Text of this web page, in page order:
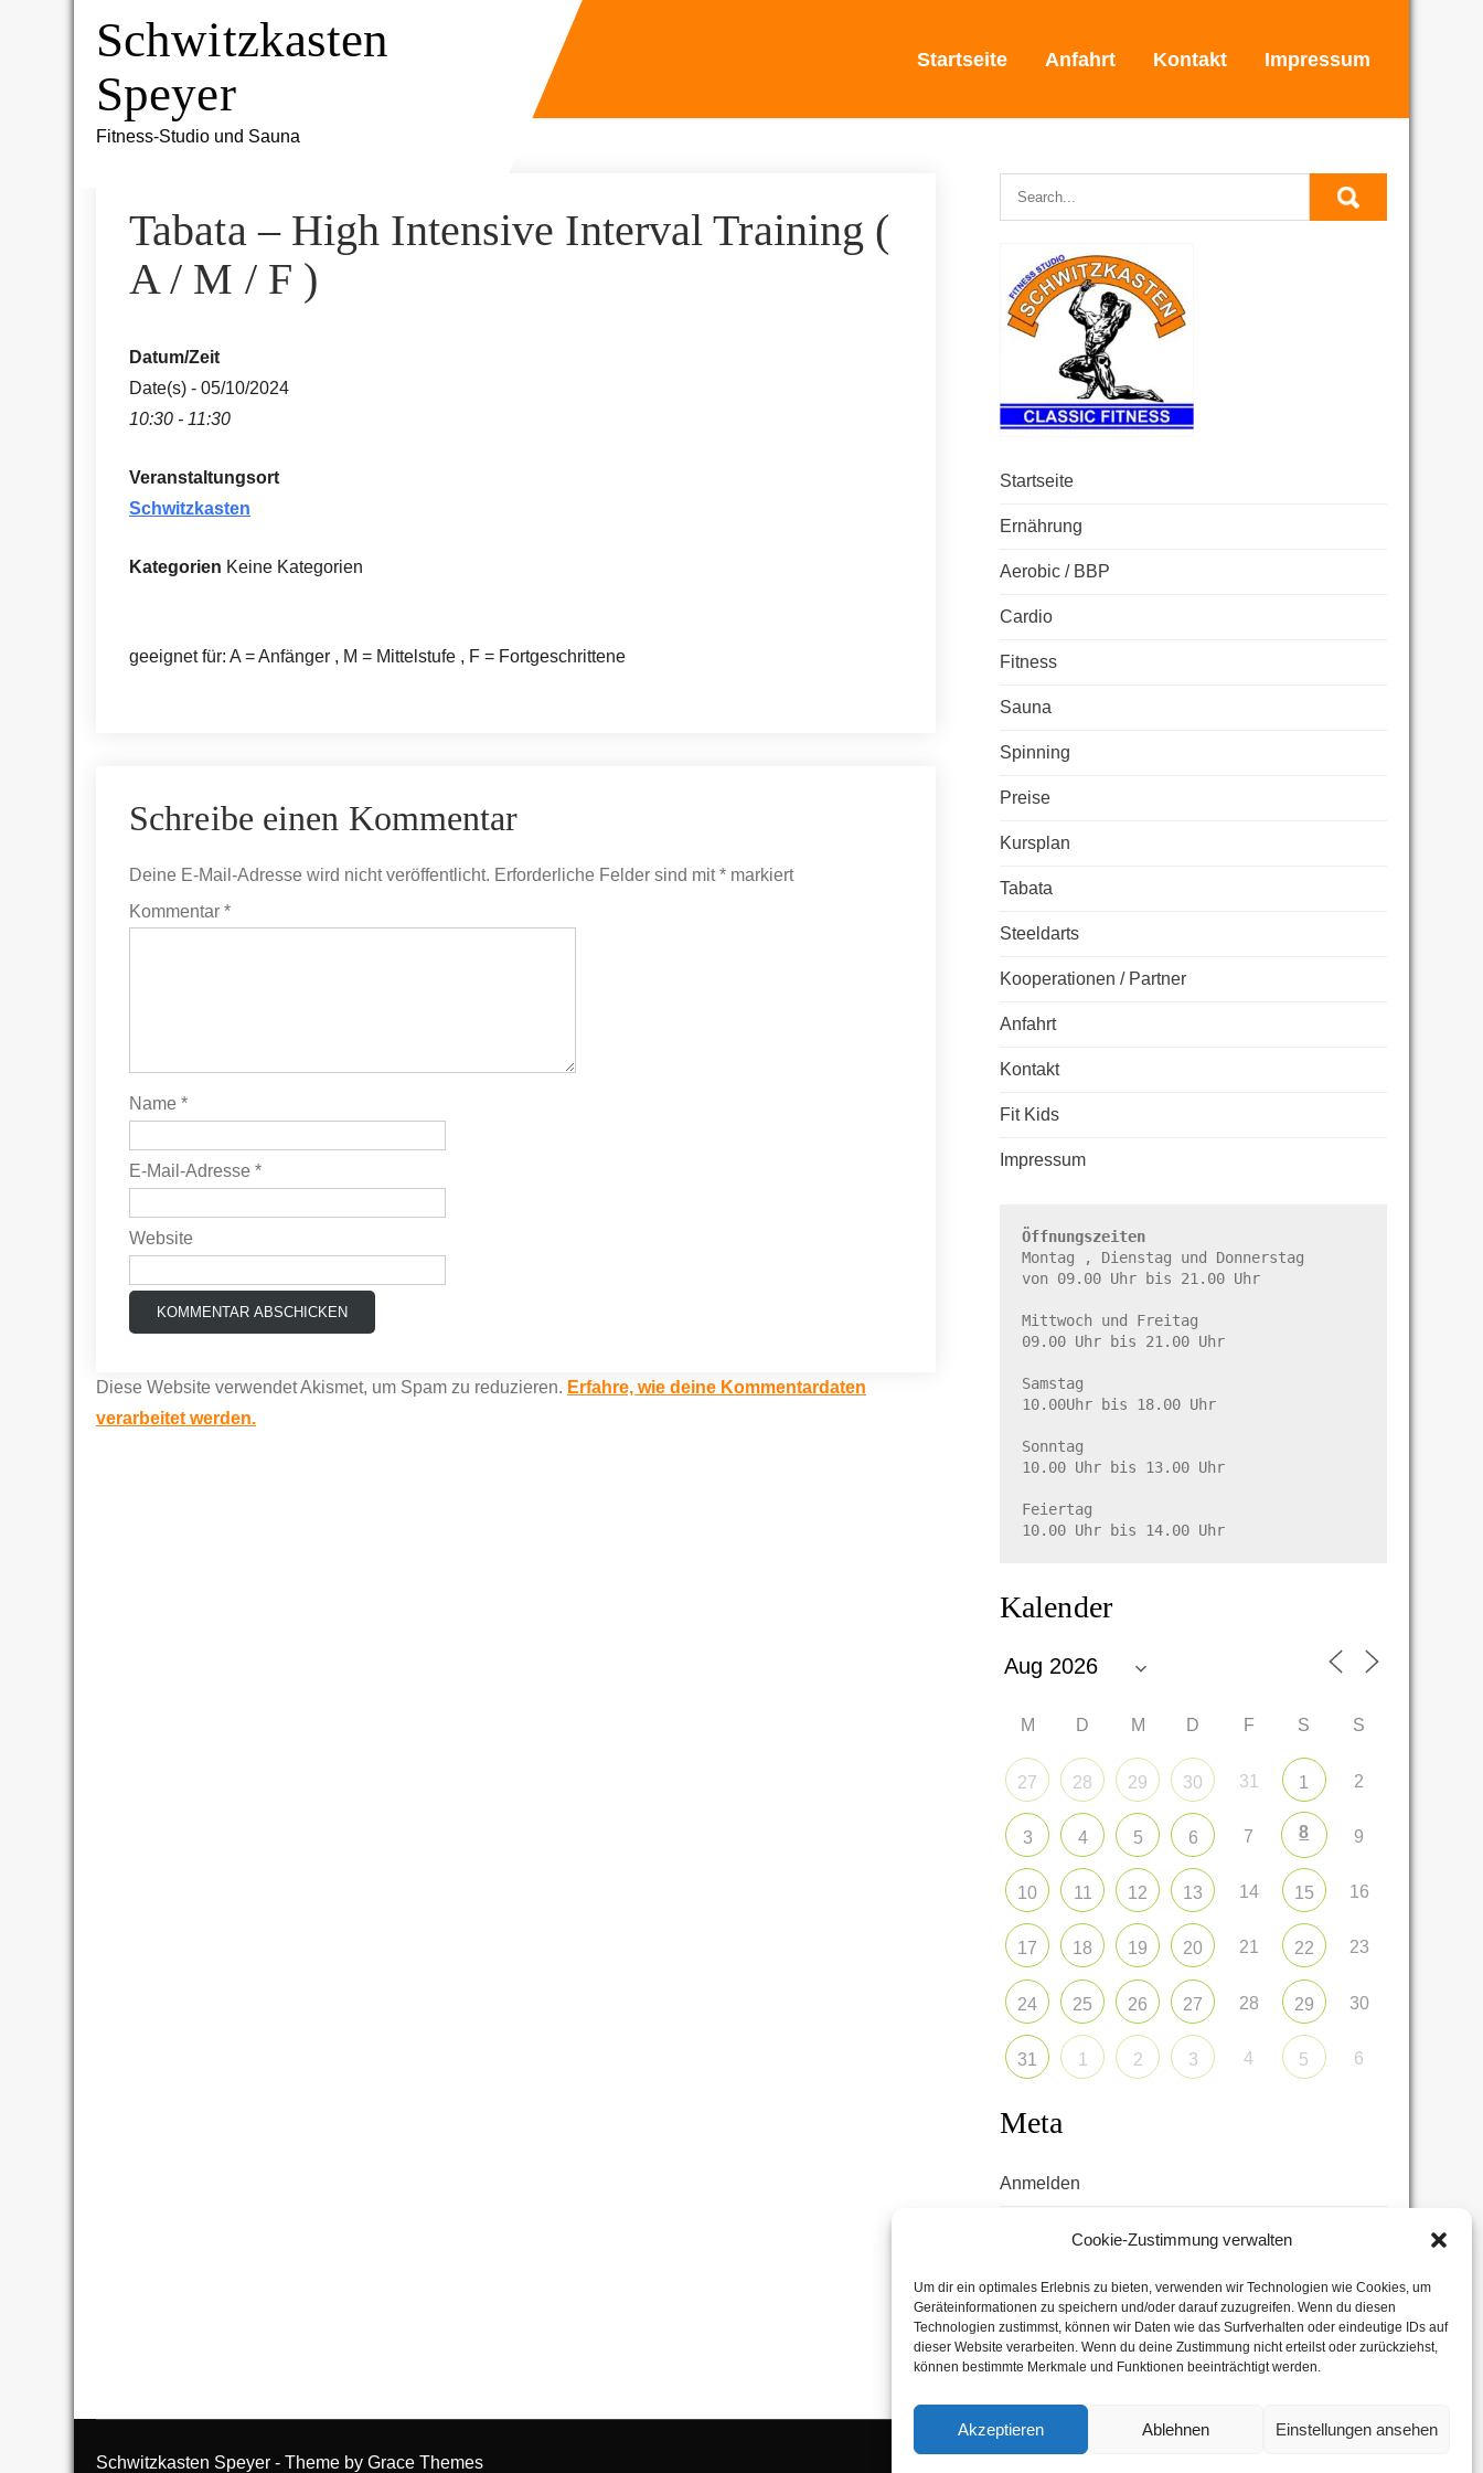
Cookie-Zustimmung verwalten
Um dir ein optimales Erlebnis zu bieten, verwenden wir Technologien wie Cookies, um
Geräteinformationen zu speichern und/oder darauf zuzugreifen. Wenn du diesen
Technologien zustimmst, können wir Daten wie das Surfverhalten oder eindeutige IDs auf
dieser Website verarbeiten. Wenn du deine Zustimmung nicht erteilst oder zurückziehst,
können bestimmte Merkmale und Funktionen beeinträchtigt werden.
Akzeptieren Ablehnen Einstellungen ansehen
Schwitzkasten
Speyer
Fitness-Studio und Sauna
Startseite Anfahrt Kontakt Impressum
Tabata – High Intensive Interval Training (
A / M / F )
Datum/Zeit
Date(s) - 05/10/2024
10:30 - 11:30
Veranstaltungsort
Schwitzkasten
Kategorien Keine Kategorien
geeignet für: A = Anfänger , M = Mittelstufe , F = Fortgeschrittene
Schreibe einen Kommentar
Deine E-Mail-Adresse wird nicht veröffentlicht. Erforderliche Felder sind mit* markiert
Kommentar *
Name *
E-Mail-Adresse *
Website
Diese Website verwendet Akismet, um Spam zu reduzieren. Erfahre, wie deine Kommentardaten
verarbeitet werden.
Startseite
Ernährung
Aerobic / BBP
Cardio
Fitness
Sauna
Spinning
Preise
Kursplan
Tabata
Steeldarts
Kooperationen / Partner
Anfahrt
Kontakt
Fit Kids
Impressum
Öffnungszeiten
Montag , Dienstag und Donnerstag
von 09.00 Uhr bis 21.00 Uhr
Mittwoch und Freitag
09.00 Uhr bis 21.00 Uhr
Samstag
10.00Uhr bis 18.00 Uhr
Sonntag
10.00 Uhr bis 13.00 Uhr
Feiertag
10.00 Uhr bis 14.00 Uhr
Kalender
M D M D F S S
27 28 29 30 31 1 2
3 4 5 6 7 8 9
10 11 12 13 14 15 16
17 18 19 20 21 22 23
24 25 26 27 28 29 30
31 1 2 3 4 5 6
Meta
Anmelden
WordPress.org
Schwitzkasten Speyer - Theme by Grace Themes